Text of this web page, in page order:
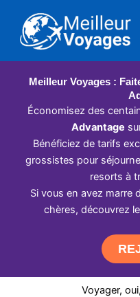
contenu
Meilleur Voyages :
Économisez des
Advantage
Bénéficiez de tarifs
grossistes pour
resorts à
Si vous en avez marre
chères, découvrez
Voyager,